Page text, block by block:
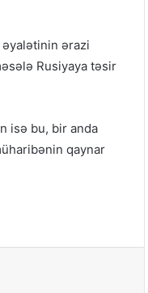
ərazi
Rusiyaya təsir
isə bu, bir anda
qaynar